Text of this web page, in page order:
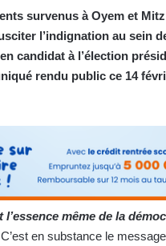
survenus à Oyem et
l’indignation au sein
candidat à l’élection
rendu public ce 14
même de la
en substance le